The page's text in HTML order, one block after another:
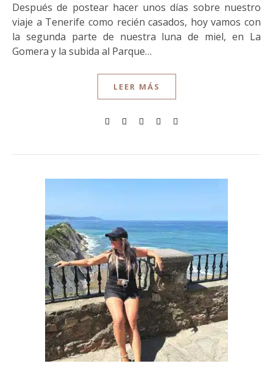
Después de postear hacer unos días sobre nuestro
viaje a Tenerife como recién casados, hoy vamos con
la segunda parte de nuestra luna de miel, en La
Gomera y la subida al Parque…
LEER MÁS